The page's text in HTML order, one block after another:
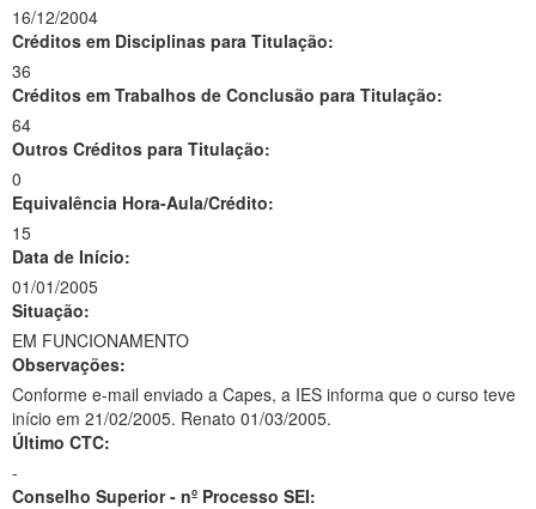
16/12/2004
Créditos em Disciplinas para Titulação:
36
Créditos em Trabalhos de Conclusão para Titulação:
64
Outros Créditos para Titulação:
0
Equivalência Hora-Aula/Crédito:
15
Data de Início:
01/01/2005
Situação:
EM FUNCIONAMENTO
Observações:
Conforme e-mail enviado a Capes, a IES informa que o curso teve
início em 21/02/2005. Renato 01/03/2005.
Último CTC:
-
Conselho Superior - nº Processo SEI: